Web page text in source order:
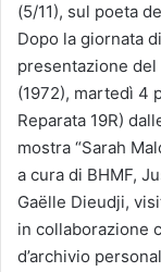
(5/11), sul poeta
Dopo la giornata
presentazione del
(1972), martedì 4
Reparata 19R)
mostra “Sarah
a cura di BHMF,
Gaëlle Dieudji,
in collaborazione
d’archivio